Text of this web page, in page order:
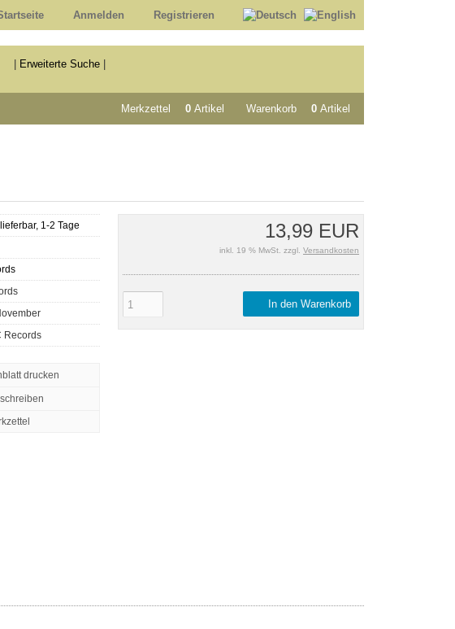
Registrieren
Anmelden
Erweiterte Suche
Warenkorb 0 Artikel
Merkzettel 0 Artikel
1-2 Tage
Records
drucken
13,99 EUR
inkl. 19 % MwSt. zzgl. Versandkosten
In den Warenkorb